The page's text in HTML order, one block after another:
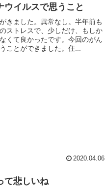
ウイルスで思うこと
きました。異常なし。半年前も
ストレスで、少しだけ、もしか
くて良かったです。今回のがん
ことができました。住...
2020.04.06
て悲しいね